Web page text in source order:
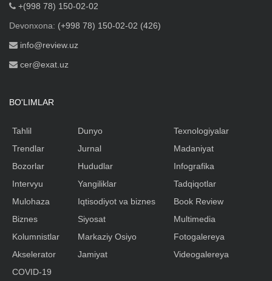
+(998 78) 150-02-02
Devonxona: (+998 78) 150-02-02 (426)
info@review.uz
cer@exat.uz
BO'LIMLAR
Tahlil
Trendlar
Bozorlar
Intervyu
Mulohaza
Biznes
Kolumnistlar
Akselerator
Dunyo
Jurnal
Hududlar
Yangiliklar
Iqtisodiyot va biznes
Siyosat
Markaziy Osiyo
Jamiyat
Texnologiyalar
Madaniyat
Infografika
Tadqiqotlar
Book Review
Multimedia
Fotogalereya
Videogalereya
COVID-19